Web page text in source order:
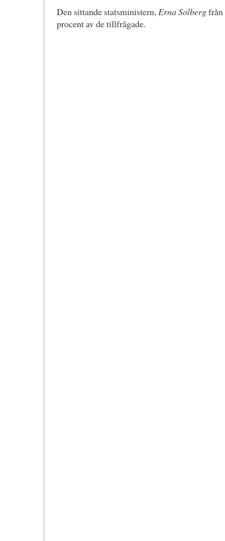
Den sittande statsministern,Erna Solbergfrån
procent av de tillfrågade.